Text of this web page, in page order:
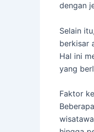
dengan
Selain
berkisar
Hal ini
yang
Faktor